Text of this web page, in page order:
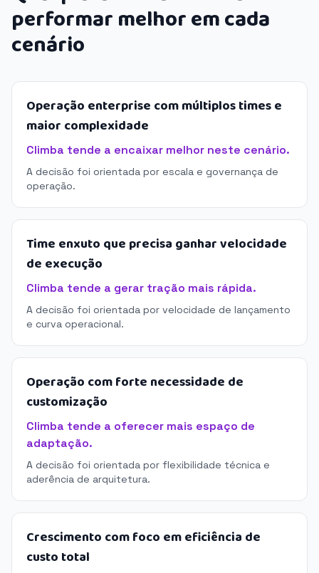
performar melhor em cada
cenário
Operação enterprise com múltiplos times e
maior complexidade
Climba tende a encaixar melhor neste cenário.
A decisão foi orientada por escala e governança de
operação.
Time enxuto que precisa ganhar velocidade
de execução
Climba tende a gerar tração mais rápida.
A decisão foi orientada por velocidade de lançamento
e curva operacional.
Operação com forte necessidade de
customização
Climba tende a oferecer mais espaço de
adaptação.
A decisão foi orientada por flexibilidade técnica e
aderência de arquitetura.
Crescimento com foco em eficiência de
custo total